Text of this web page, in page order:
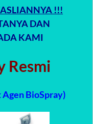
!!!
DAN
KAMI
Resmi
BioSpray)